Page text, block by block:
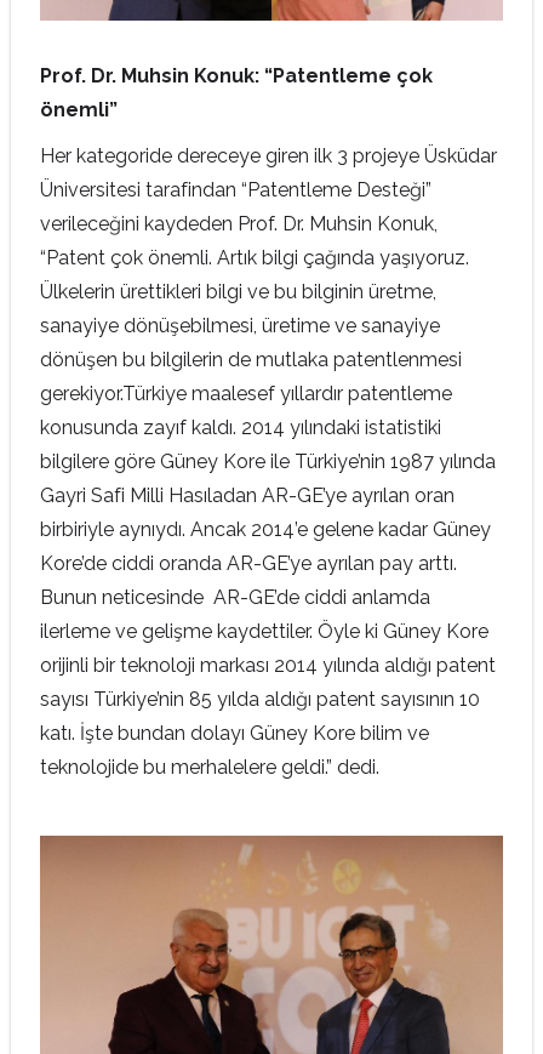
Prof. Dr. Muhsin Konuk: “Patentleme çok
önemli”
Her kategoride dereceye giren ilk 3 projeye Üsküdar
Üniversitesi tarafindan “Patentleme Desteği”
verileceğini kaydeden Prof. Dr. Muhsin Konuk,
“Patent çok önemli. Artık bilgi çağında yaşıyoruz.
Ülkelerin ürettikleri bilgi ve bu bilginin üretme,
sanayiye dönüşebilmesi, üretime ve sanayiye
dönüşen bu bilgilerin de mutlaka patentlenmesi
gerekiyor.Türkiye maalesef yıllardır patentleme
konusunda zayıf kaldı. 2014 yılındaki istatistiki
bilgilere göre Güney Kore ile Türkiye’nin 1987 yılında
Gayri Safi Milli Hasıladan AR-GE’ye ayrılan oran
birbiriyle aynıydı. Ancak 2014’e gelene kadar Güney
Kore’de ciddi oranda AR-GE’ye ayrılan pay arttı.
Bunun neticesinde AR-GE’de ciddi anlamda
ilerleme ve gelişme kaydettiler. Öyle ki Güney Kore
orijinli bir teknoloji markası 2014 yılında aldığı patent
sayısı Türkiye’nin 85 yılda aldığı patent sayısının 10
katı. İşte bundan dolayı Güney Kore bilim ve
teknolojide bu merhalelere geldi.” dedi.